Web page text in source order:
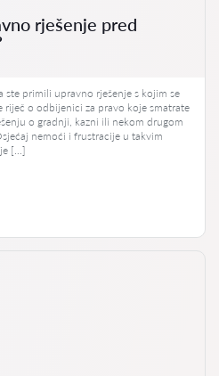
rješenje pred
ste primili upravno rješenje s kojim se
riječ o odbijenici za pravo koje smatrate
o gradnji, kazni ili nekom drugom
nemoći i frustracije u takvim
[…]